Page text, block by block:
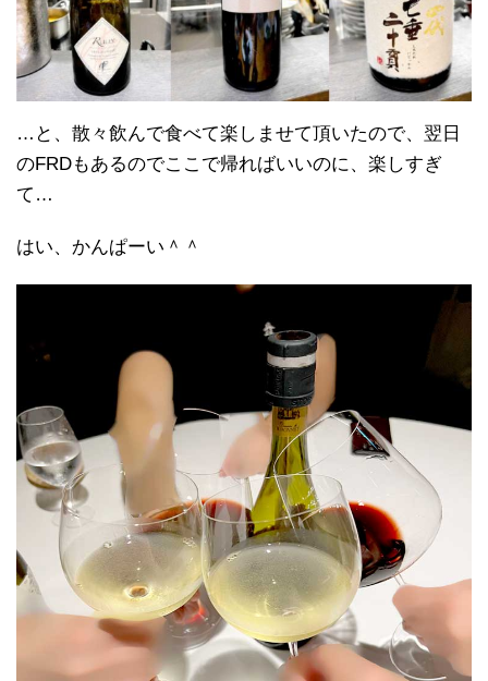
…と、散々飲んで食べて楽しませて頂いたので、翌日
のFRDもあるのでここで帰ればいいのに、楽しすぎ
て…
はい、かんぱーい＾＾